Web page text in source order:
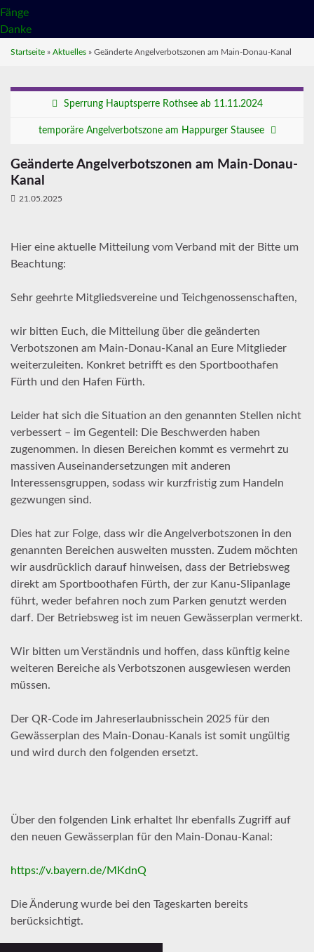
Fänge
Danke
Startseite » Aktuelles » Geänderte Angelverbotszonen am Main-Donau-Kanal
Sperrung Hauptsperre Rothsee ab 11.11.2024
temporäre Angelverbotszone am Happurger Stausee
Geänderte Angelverbotszonen am Main-Donau-
Kanal
21.05.2025
Hier eine aktuelle Mitteilung vom Verband mit der Bitte um
Beachtung:
Sehr geehrte Mitgliedsvereine und Teichgenossenschaften,
wir bitten Euch, die Mitteilung über die geänderten
Verbotszonen am Main-Donau-Kanal an Eure Mitglieder
weiterzuleiten. Konkret betrifft es den Sportboothafen
Fürth und den Hafen Fürth.
Leider hat sich die Situation an den genannten Stellen nicht
verbessert – im Gegenteil: Die Beschwerden haben
zugenommen. In diesen Bereichen kommt es vermehrt zu
massiven Auseinandersetzungen mit anderen
Interessensgruppen, sodass wir kurzfristig zum Handeln
gezwungen sind.
Dies hat zur Folge, dass wir die Angelverbotszonen in den
genannten Bereichen ausweiten mussten. Zudem möchten
wir ausdrücklich darauf hinweisen, dass der Betriebsweg
direkt am Sportboothafen Fürth, der zur Kanu-Slipanlage
führt, weder befahren noch zum Parken genutzt werden
darf. Der Betriebsweg ist im neuen Gewässerplan vermerkt.
Wir bitten um Verständnis und hoffen, dass künftig keine
weiteren Bereiche als Verbotszonen ausgewiesen werden
müssen.
Der QR-Code im Jahreserlaubnisschein 2025 für den
Gewässerplan des Main-Donau-Kanals ist somit ungültig
und wird durch den folgenden ersetzt.
Über den folgenden Link erhaltet Ihr ebenfalls Zugriff auf
den neuen Gewässerplan für den Main-Donau-Kanal:
https://v.bayern.de/MKdnQ
Die Änderung wurde bei den Tageskarten bereits
berücksichtigt.